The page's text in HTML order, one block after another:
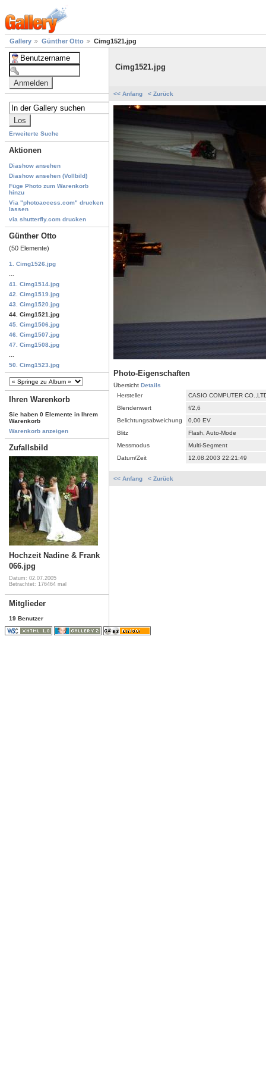
Gallery Günther Otto Cimg1521.jpg
Erweiterte Suche
Aktionen
Diashow ansehen
Diashow ansehen (Vollbild)
Füge Photo zum Warenkorb
hinzu
Via "photoaccess.com" drucken
lassen
via shutterfly.com drucken
Günther Otto
(50 Elemente)
1. Cimg1526.jpg
41. Cimg1514.jpg
42. Cimg1519.jpg
43. Cimg1520.jpg
44. Cimg1521.jpg
45. Cimg1506.jpg
46. Cimg1507.jpg
47. Cimg1508.jpg
50. Cimg1523.jpg
Ihren Warenkorb
Sie haben 0 Elemente in Ihrem
Warenkorb
Warenkorb anzeigen
Zufallsbild
Hochzeit Nadine & Frank
066.jpg
Datum: 02.07.2005
Betrachtet: 176464 mal
Mitglieder
19 Benutzer
Cimg1521.jpg
<< Anfang < Zurück
Photo-Eigenschaften
Übersicht Details
Hersteller
CASIO COMPUTER
Blendenwert
f/2,6
Belichtungsabweichung
0,00 EV
Blitz
Flash, Auto-Mode
Messmodus
Multi-Segment
Datum/Zeit
12.08.2003 22:21:49
<< Anfang < Zurück